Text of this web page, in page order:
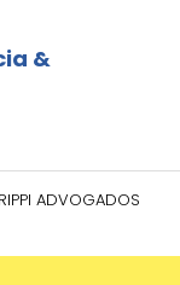
&
ADVOGADOS